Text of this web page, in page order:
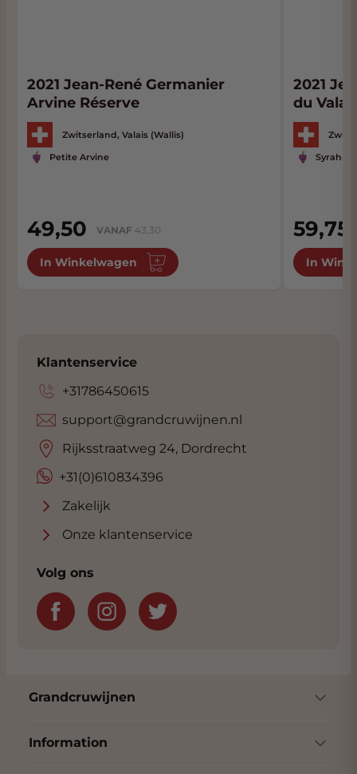
2021 Jean-René Germanier
Arvine Réserve
Zwitserland, Valais (Wallis)
Petite Arvine
49,50 VANAF 43,30
In Winkelwagen
2021
du
Syrah-
59,75
In
Klantenservice
+31786450615
+31(0)610834396
support@grandcruwijnen.nl
Rijksstraatweg 24, Dordrecht
Zakelijk
Onze klantenservice
Volg ons
Grandcruwijnen
Information